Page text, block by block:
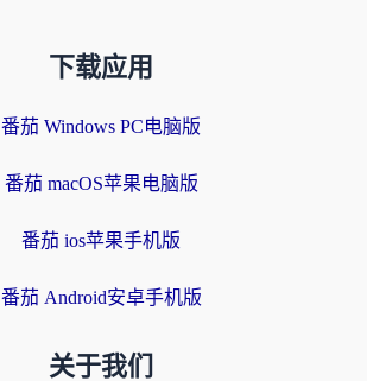
下载应用
番茄 Windows PC电脑版
番茄 macOS苹果电脑版
番茄 ios苹果手机版
番茄 Android安卓手机版
关于我们